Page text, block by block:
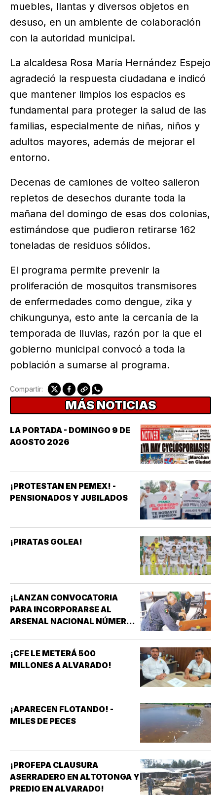
muebles, llantas y diversos objetos en
desuso, en un ambiente de colaboración
con la autoridad municipal.
La alcaldesa Rosa María Hernández Espejo
agradeció la respuesta ciudadana e indicó
que mantener limpios los espacios es
fundamental para proteger la salud de las
familias, especialmente de niñas, niños y
adultos mayores, además de mejorar el
entorno.
Decenas de camiones de volteo salieron
repletos de desechos durante toda la
mañana del domingo de esas dos colonias,
estimándose que pudieron retirarse 162
toneladas de residuos sólidos.
El programa permite prevenir la
proliferación de mosquitos transmisores
de enfermedades como dengue, zika y
chikungunya, esto ante la cercanía de la
temporada de lluvias, razón por la que el
gobierno municipal convocó a toda la
población a sumarse al programa.
Compartir:
MÁS NOTICIAS
LA PORTADA - DOMINGO 9 DE
AGOSTO 2026
¡PROTESTAN EN PEMEX! -
PENSIONADOS Y JUBILADOS
¡PIRATAS GOLEA!
¡LANZAN CONVOCATORIA
PARA INCORPORARSE AL
ARSENAL NACIONAL NÚMERO
¡CFE LE METERÁ 500
MILLONES A ALVARADO!
¡APARECEN FLOTANDO! -
MILES DE PECES
¡PROFEPA CLAUSURA
ASERRADERO EN ALTOTONGA Y
PREDIO EN ALVARADO!